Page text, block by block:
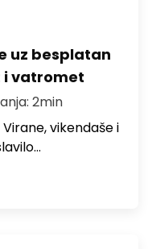
uz besplatan
i vatromet
2min
vikendaše i